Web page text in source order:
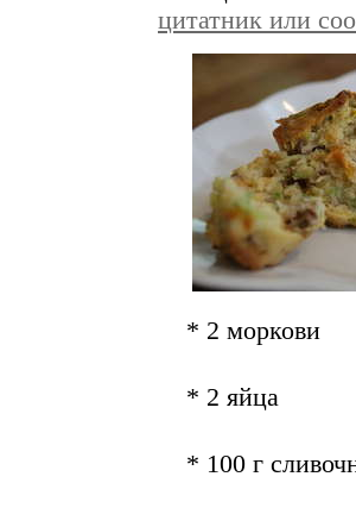
цитатник или
* 2 моркови
* 2 яйца
* 100 г